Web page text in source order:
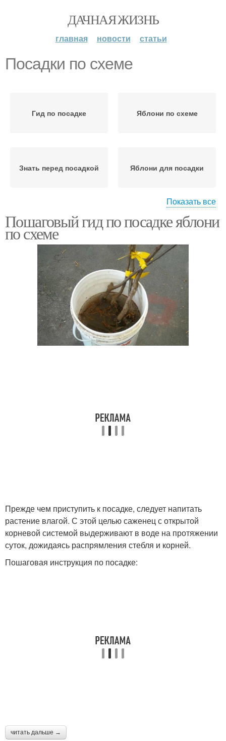
ДАЧНАЯ ЖИЗНЬ
главная новости статьи
Посадки по схеме
Гид по посадке Яблони по схеме
Знать перед посадкой Яблони для посадки
Место для посадки
Показать все
Пошаговый гид по посадке яблони
по схеме
Прежде чем приступить к посадке, следует напитать
растение влагой. С этой целью саженец с открытой
корневой системой выдерживают в воде на протяжении
суток, дожидаясь распрямления стебля и корней.
Пошаговая инструкция по посадке:
читать дальше →